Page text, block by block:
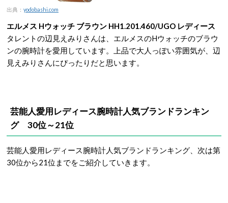
出典： yodobashi.com
エルメス Hウォッチ ブラウン HH1.201.460/UGO レディース
タレントの辺見えみりさんは、エルメスのHウォッチのブラウ
ンの腕時計を愛用しています。上品で大人っぽい雰囲気が、辺
見えみりさんにぴったりだと思います。
芸能人愛用レディース腕時計人気ブランドランキン
グ 30位～21位
芸能人愛用レディース腕時計人気ブランドランキング、次は第
30位から21位までをご紹介していきます。